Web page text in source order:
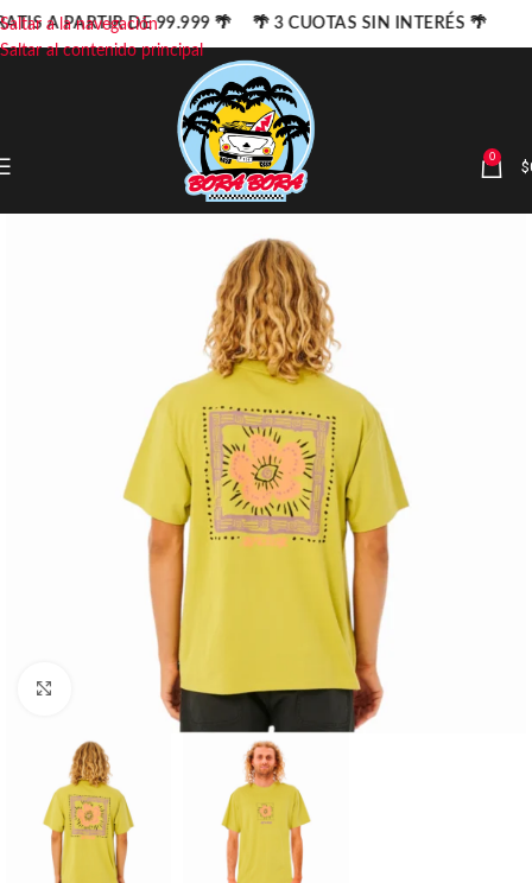
Saltar a la navegación
Saltar al contenido principal
0 $
Haga clic para ampliar
A PARTIR DE 99.999 🌴 🌴 3 CUOTAS SIN INTERÉS 🌴